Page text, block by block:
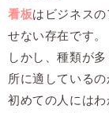
看板はビジネス
せない存在です。
しかし、種類が
所に適しているの
初めての人にはわ